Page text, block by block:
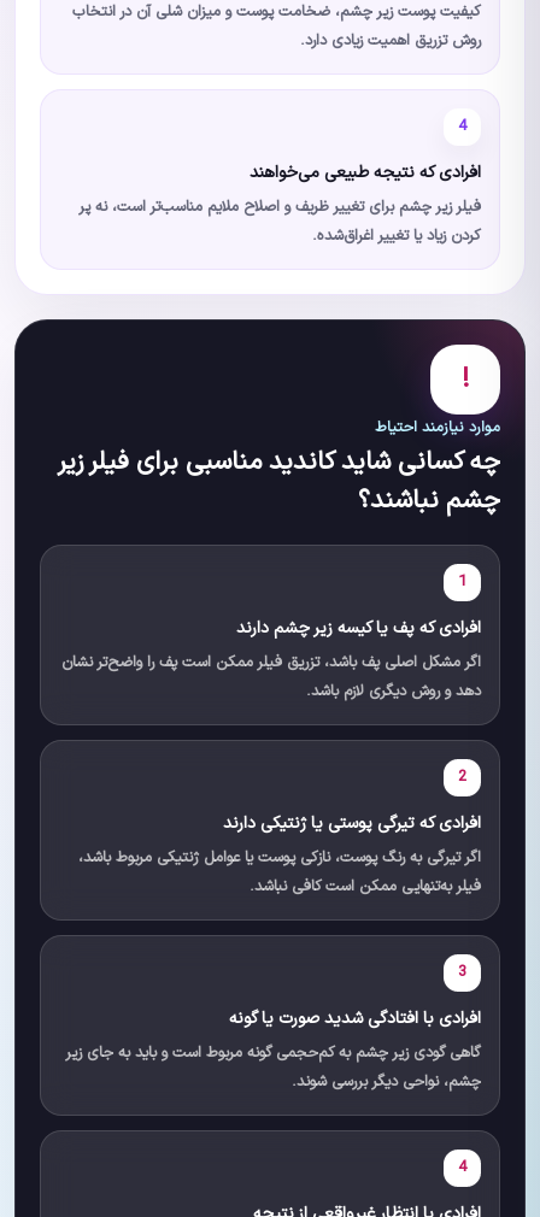
کیفیت پوست زیر چشم، ضخامت پوست و میزان شلی آن در انتخاب
روش تزریق اهمیت زیادی دارد.
4
افرادی که نتیجه طبیعی می‌خواهند
فیلر زیر چشم برای تغییر ظریف و اصلاح ملایم مناسب‌تر است، نه پر
کردن زیاد یا تغییر اغراق‌شده.
!
موارد نیازمند احتیاط
چه کسانی شاید کاندید مناسبی برای فیلر زیر
چشم نباشند؟
1
افرادی که پف یا کیسه زیر چشم دارند
اگر مشکل اصلی پف باشد، تزریق فیلر ممکن است پف را واضح‌تر نشان
دهد و روش دیگری لازم باشد.
2
افرادی که تیرگی پوستی یا ژنتیکی دارند
اگر تیرگی به رنگ پوست، نازکی پوست یا عوامل ژنتیکی مربوط باشد،
فیلر به‌تنهایی ممکن است کافی نباشد.
3
افرادی با افتادگی شدید صورت یا گونه
گاهی گودی زیر چشم به کم‌حجمی گونه مربوط است و باید به جای زیر
چشم، نواحی دیگر بررسی شوند.
4